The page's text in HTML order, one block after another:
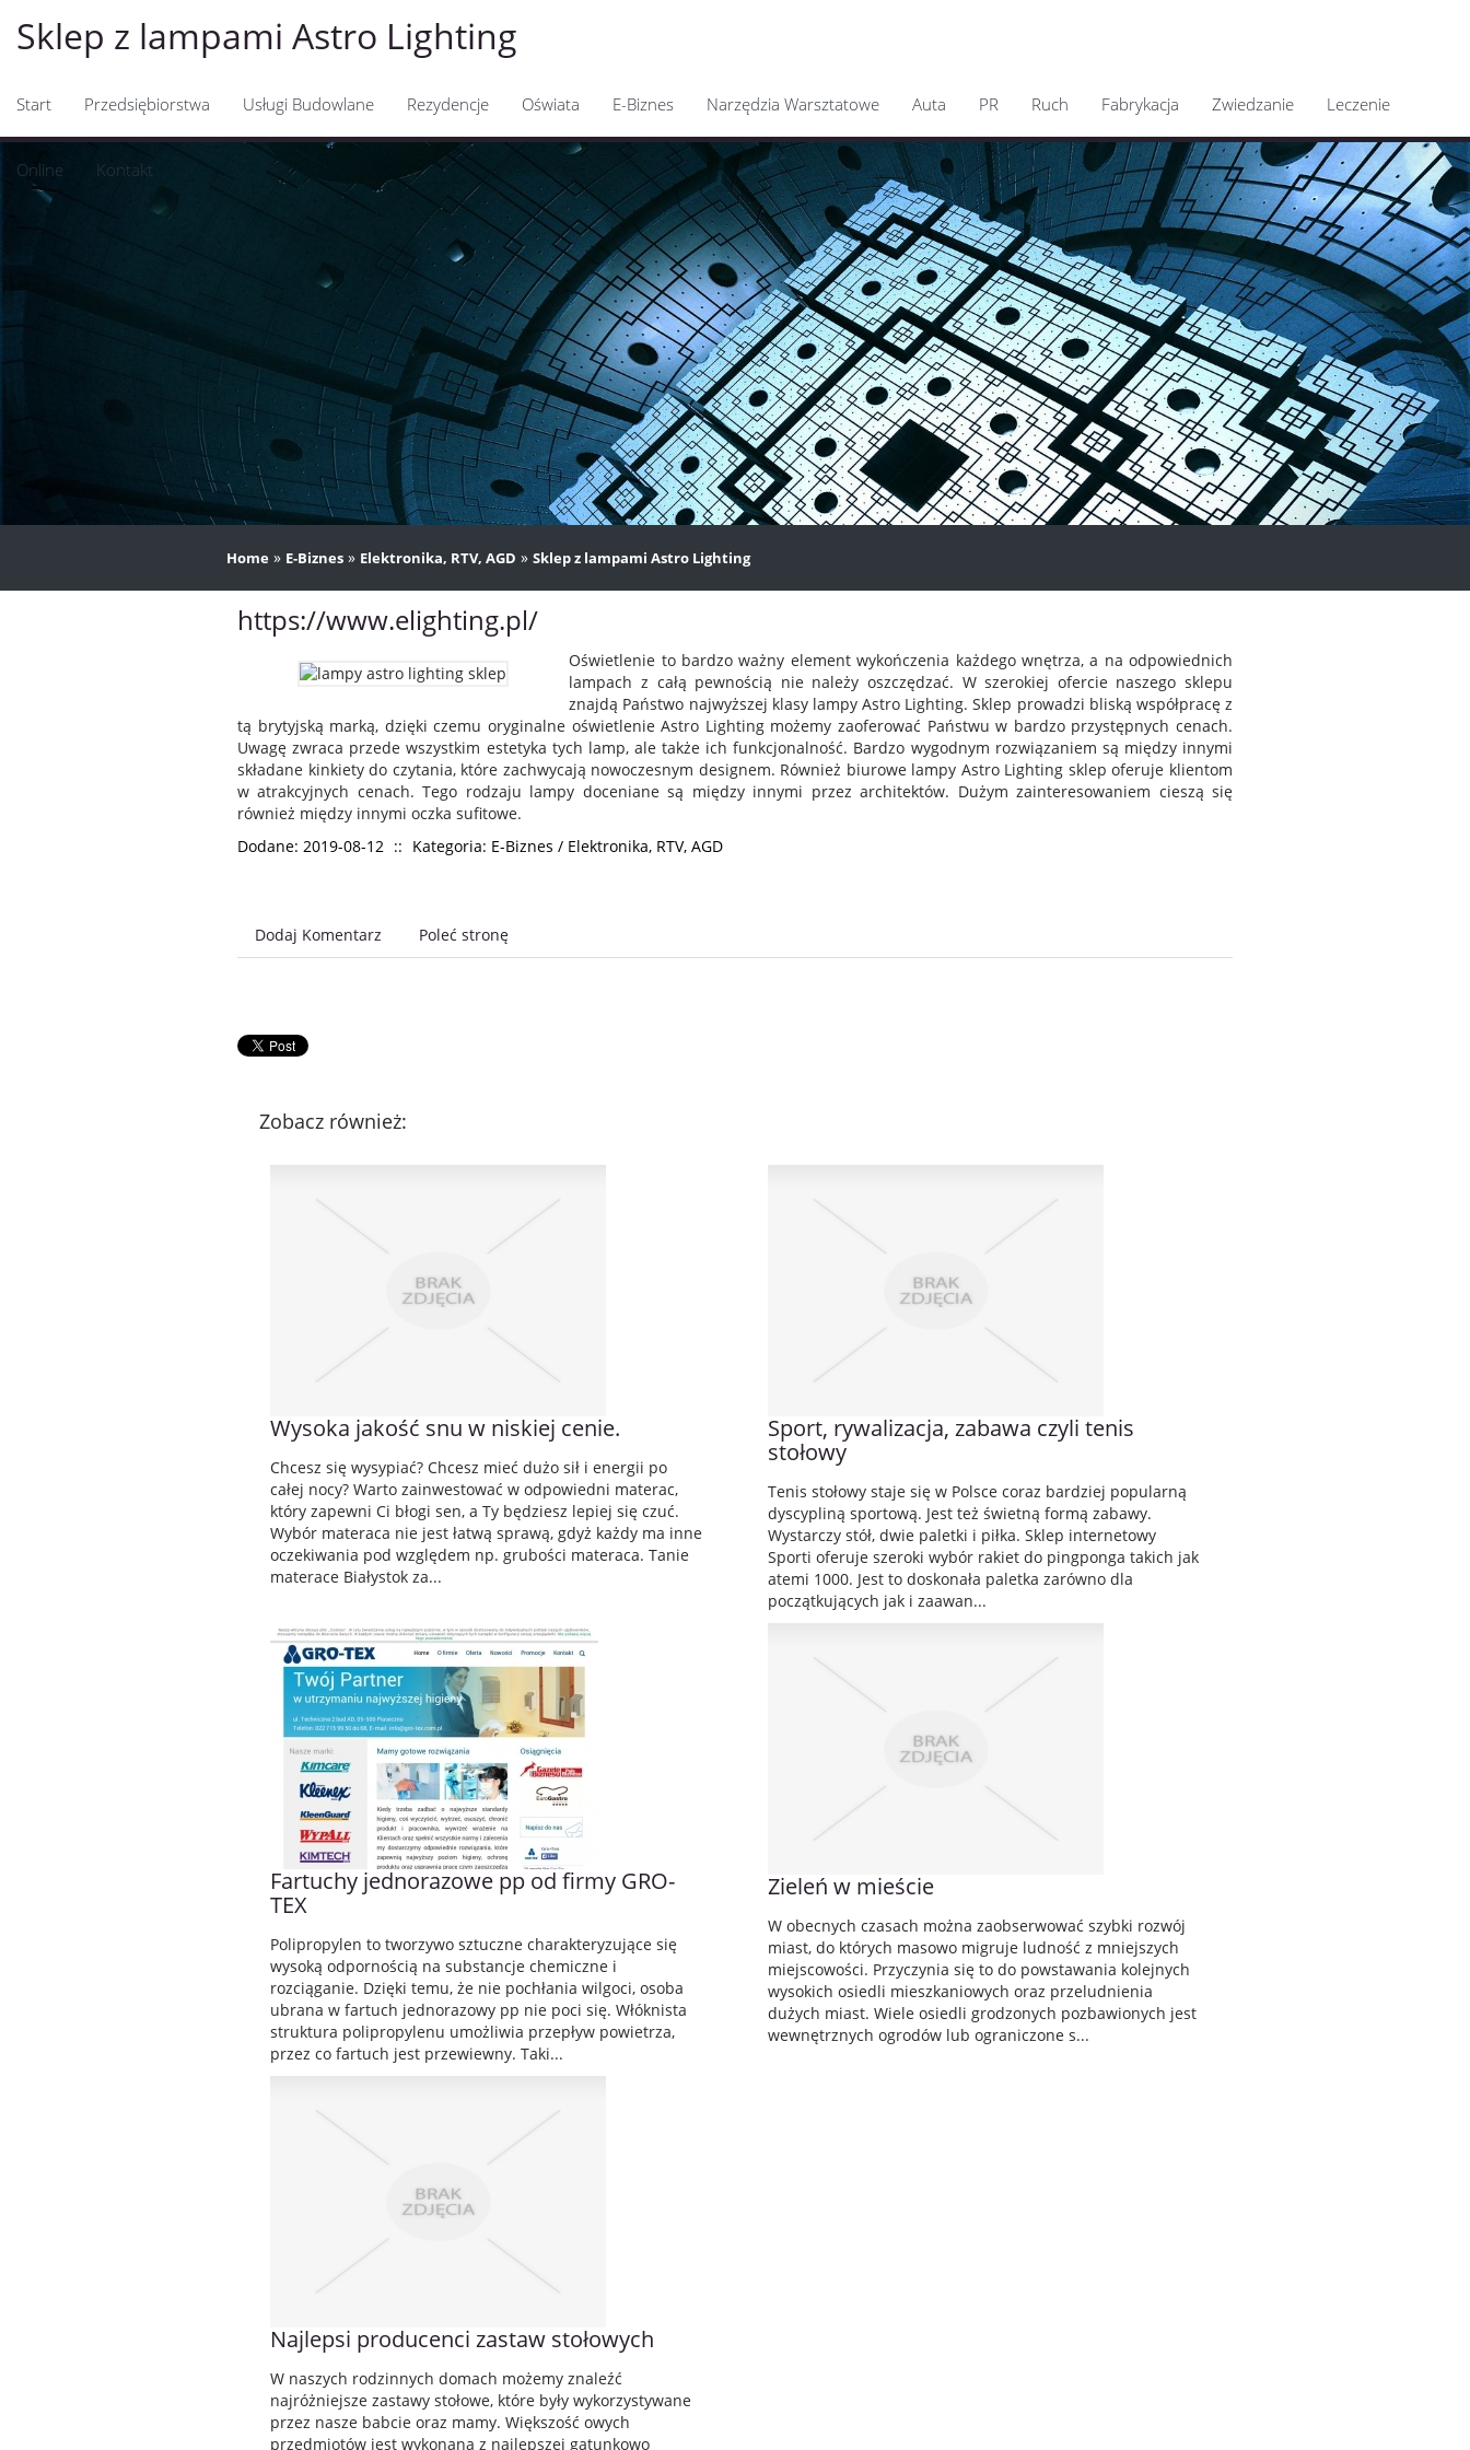
Sklep z lampami Astro Lighting
Start Przedsiębiorstwa Usługi Budowlane Rezydencje Oświata E-Biznes Narzędzia Warsztatowe Auta PR Ruch Fabrykacja Zwiedzanie Leczenie
Online Kontakt
Home » E-Biznes » Elektronika, RTV, AGD » Sklep z lampami Astro Lighting
https://www.elighting.pl/
Oświetlenie to bardzo ważny element wykończenia każdego wnętrza, a na odpowiednich
lampach z całą pewnością nie należy oszczędzać. W szerokiej ofercie naszego sklepu
znajdą Państwo najwyższej klasy lampy Astro Lighting. Sklep prowadzi bliską współpracę z
tą brytyjską marką, dzięki czemu oryginalne oświetlenie Astro Lighting możemy zaoferować Państwu w bardzo przystępnych cenach.
Uwagę zwraca przede wszystkim estetyka tych lamp, ale także ich funkcjonalność. Bardzo wygodnym rozwiązaniem są między innymi
składane kinkiety do czytania, które zachwycają nowoczesnym designem. Również biurowe lampy Astro Lighting sklep oferuje klientom
w atrakcyjnych cenach. Tego rodzaju lampy doceniane są między innymi przez architektów. Dużym zainteresowaniem cieszą się
również między innymi oczka sufitowe.
Dodane: 2019-08-12 :: Kategoria: E-Biznes / Elektronika, RTV, AGD
Dodaj Komentarz Poleć stronę
Zobacz również:
Wysoka jakość snu w niskiej cenie.
Chcesz się wysypiać? Chcesz mieć dużo sił i energii po
całej nocy? Warto zainwestować w odpowiedni materac,
który zapewni Ci błogi sen, a Ty będziesz lepiej się czuć.
Wybór materaca nie jest łatwą sprawą, gdyż każdy ma inne
oczekiwania pod względem np. grubości materaca. Tanie
materace Białystok za...
Sport, rywalizacja, zabawa czyli tenis
stołowy
Tenis stołowy staje się w Polsce coraz bardziej popularną
dyscypliną sportową. Jest też świetną formą zabawy.
Wystarczy stół, dwie paletki i piłka. Sklep internetowy
Sporti oferuje szeroki wybór rakiet do pingponga takich jak
atemi 1000. Jest to doskonała paletka zarówno dla
początkujących jak i zaawan...
Fartuchy jednorazowe pp od firmy GRO-
TEX
Polipropylen to tworzywo sztuczne charakteryzujące się
wysoką odpornością na substancje chemiczne i
rozciąganie. Dzięki temu, że nie pochłania wilgoci, osoba
ubrana w fartuch jednorazowy pp nie poci się. Włóknista
struktura polipropylenu umożliwia przepływ powietrza,
przez co fartuch jest przewiewny. Taki...
Zieleń w mieście
W obecnych czasach można zaobserwować szybki rozwój
miast, do których masowo migruje ludność z mniejszych
miejscowości. Przyczynia się to do powstawania kolejnych
wysokich osiedli mieszkaniowych oraz przeludnienia
dużych miast. Wiele osiedli grodzonych pozbawionych jest
wewnętrznych ogrodów lub ograniczone s...
Najlepsi producenci zastaw stołowych
W naszych rodzinnych domach możemy znaleźć
najróżniejsze zastawy stołowe, które były wykorzystywane
przez nasze babcie oraz mamy. Większość owych
przedmiotów jest wykonana z najlepszej gatunkowo